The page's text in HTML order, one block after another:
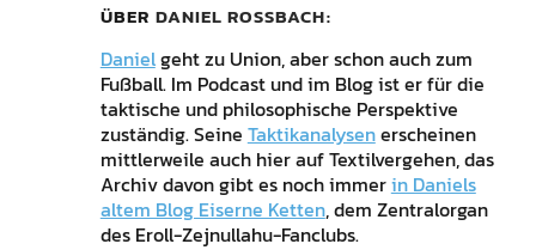
ÜBER DANIEL ROSSBACH
Danielgeht zu Union, aber schon auch zum
Fußball. Im Podcast und im Blog ist er für die
taktische und philosophische Perspektive
zuständig. Seine Taktikanalysenerscheinen
mittlerweile auch hier auf Textilvergehen, das
Archiv davon gibt es noch immerin Daniels
altem Blog Eiserne Ketten, dem Zentralorgan
des Eroll-Zejnullahu-Fanclubs.